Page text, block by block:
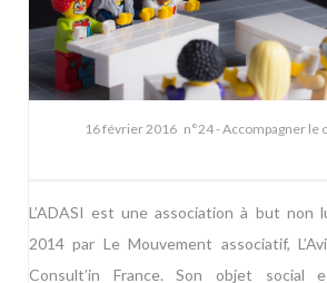
16 février 2016 n°24 - Accompagner le
L’ADASI est une association à but non
2014 par Le Mouvement associatif,
Consult’in France. Son objet social